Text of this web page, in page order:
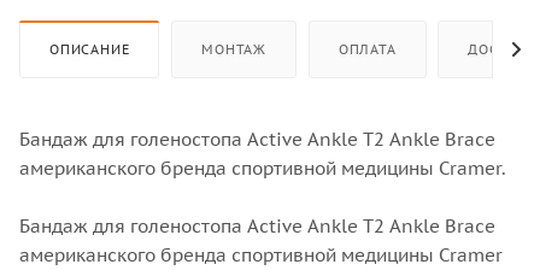
ОПИСАНИЕ МОНТАЖ ОПЛАТА
Бандаж для голеностопа Active Ankle T2 Ankle Brace
американского бренда спортивной медицины Cramer.
Бандаж для голеностопа Active Ankle T2 Ankle Brace
американского бренда спортивной медицины Cramer